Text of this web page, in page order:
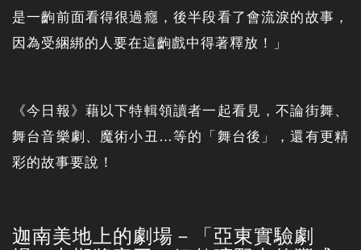
是一齣前面看得很過癮，後半段看了會流淚的故事，
因為受綑綁的人要在這齣戲中得著釋放！」
《今日報》藉以下特輯領讀者一起看見，不論街舞、
舞台音樂劇、魔術小丑…等的「舞台後」，還有更精
彩的故事要說！
迦南美地上的劇場－「亞東實驗劇